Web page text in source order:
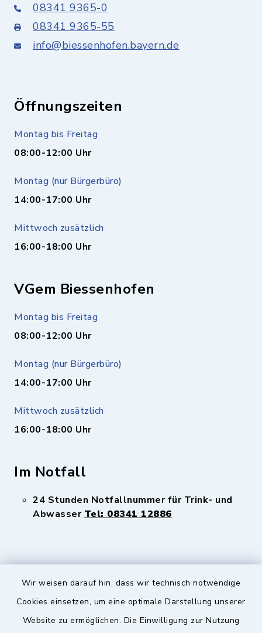
Wir weisen darauf hin, dass wir technisch notwendige
Cookies einsetzen, um eine optimale Darstellung unserer
Website zu ermöglichen. Die Einwilligung zur Nutzung
08341 9365-0
08341 9365-55
info@biessenhofen.bayern.de
Öffnungszeiten
Montag bis Freitag
08:00-12:00 Uhr
Montag (nur Bürgerbüro)
14:00-17:00 Uhr
Mittwoch zusätzlich
16:00-18:00 Uhr
VGem Biessenhofen
Montag bis Freitag
08:00-12:00 Uhr
Montag (nur Bürgerbüro)
14:00-17:00 Uhr
Mittwoch zusätzlich
16:00-18:00 Uhr
Im Notfall
24 Stunden Notfallnummer für Trink- und
Abwasser Tel: 08341 12886
Sicherer Kontakt